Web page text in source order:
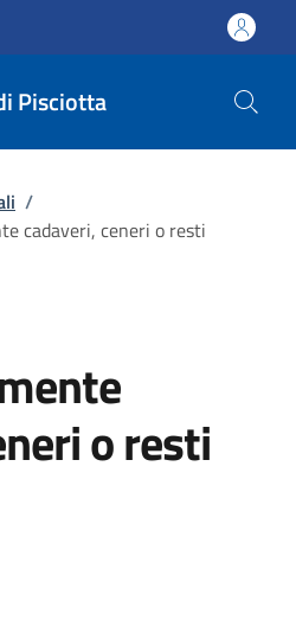
Pisciotta
/
cadaveri, ceneri o resti
o resti